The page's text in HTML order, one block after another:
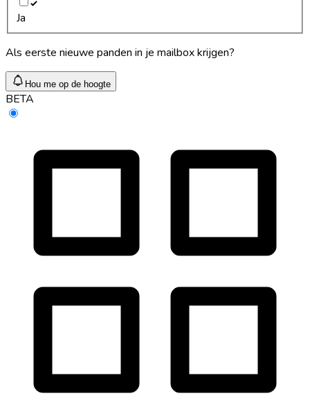
Ja
Als eerste nieuwe panden in je mailbox krijgen?
Hou me op de hoogte
BETA